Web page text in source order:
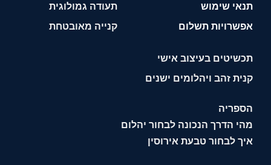
תנאי שימוש
אפשרויות תשלום
תעודה גמולוגית
קנייה מאובטחת
תכשיטים בעיצוב אישי
קנית זהב ויהלומים ישנים
הספריה
מהי הדרך הנכונה לבחור יהלום
איך לבחור טבעת אירוסין